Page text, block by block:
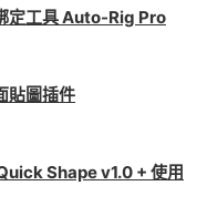
定工具 Auto-Rig Pro
貼圖插件
Shape v1.0 + 使用